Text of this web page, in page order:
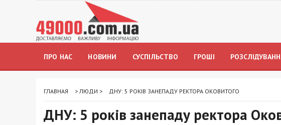
ПРО НАС НОВИНИ СУСПІЛЬСТВО ГРОШІ
ГЛАВНАЯ > ЛЮДИ > ДНУ: 5 РОКІВ ЗАНЕПАДУ РЕКТОРА ОКОВИТОГО
ДНУ: 5 років занепаду ректора